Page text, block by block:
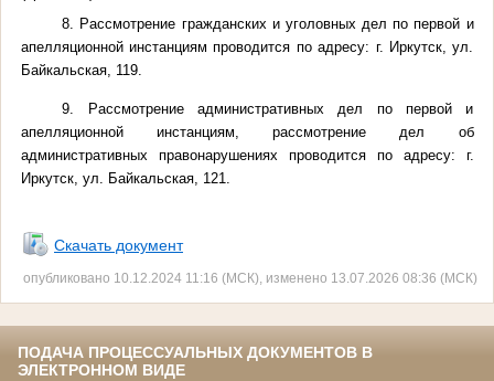
8. Рассмотрение гражданских и уголовных дел по первой и
апелляционной инстанциям проводится по адресу: г. Иркутск, ул.
Байкальская, 119.
9. Рассмотрение административных дел по первой и
апелляционной инстанциям, рассмотрение дел об
административных правонарушениях проводится по адресу: г.
Иркутск, ул. Байкальская, 121.
Скачать документ
опубликовано 10.12.2024 11:16 (МСК), изменено 13.07.2026 08:36 (МСК)
ПОДАЧА ПРОЦЕССУАЛЬНЫХ ДОКУМЕНТОВ В
ЭЛЕКТРОННОМ ВИДЕ